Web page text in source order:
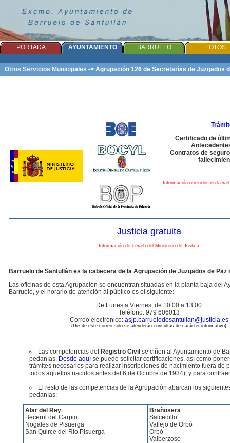
PORTADA AYUNTAMIENTO BARRUELO FOTOS
Otros Servicios Municipales -> Agrupación 126 de Secretarías de Juzgados
Certificado de
Contratos de
Información ofrecidos en la
Justicia gratuita
Información de la web del Ministerio de Justica
Barruelo de Santullán es la cabecera de la Agrupación de Juzgados de Paz
Las oficinas de esta Agrupación se encuentran situadas en la planta baja del
Barruelo, y el horario de atención al público es el siguiente:
De Lunes a Viernes, de 10:00 a 13:00
Teléfono: 979 606013
Correo electrónico: asjp.barruelodesantullan@justicia.es
(Desde este correo solo se atenderán consultas de carácter informativo)
Las competencias del Registro Civil se ciñen al Ayuntamiento de
pedanías. Desde aquí se puede solicitar certificaciones, así como
trámites necesarios para realizar inscripciones de nacimiento fuera de
todos aquellos nacidos antes del 6 de Octubre de 1934), y para
El resto de las competencias de la Agrupación abarcan los
pedanías:
Alar del Rey
Becerril del Carpio
Nogales de Pisuerga
San Quirce del Rio Pisuerga
Brañosera
Salcedillo
Vallejo de Orbó
Orbó
Valberzoso